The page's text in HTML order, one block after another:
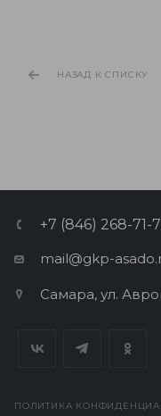
НАЗАД К СПИСКУ
+7 (846) 268-71-
mail@gkp-
Самара, ул.
ПОЛИТИКА